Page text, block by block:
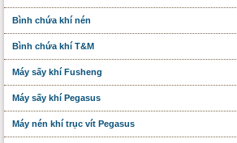
Bình chứa khí nén
Bình chứa khí T&M
Máy sấy khí Fusheng
Máy sấy khí Pegasus
Máy nén khí trục vít Pegasus